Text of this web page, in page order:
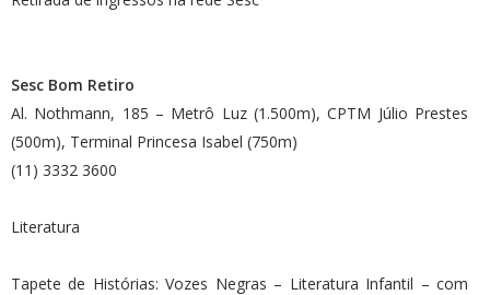
Sesc Bom Retiro
Al. Nothmann, 185 – Metrô Luz (1.500m), CPTM Júlio Prestes
(500m), Terminal Princesa Isabel (750m)
(11) 3332 3600
Literatura
Tapete de Histórias: Vozes Negras – Literatura Infantil – com